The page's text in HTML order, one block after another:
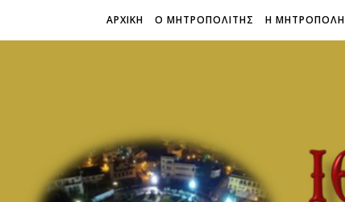
ΑΡΧΙΚΗ Ο ΜΗΤΡΟΠΟΛΙΤΗΣ Η ΜΗΤΡΟΠΟΛΗ